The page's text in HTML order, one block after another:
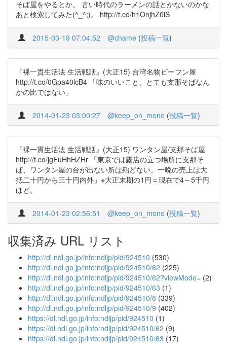
そば屋をやるとか。 古い時代のラーメンの話とかないのかな
あと検索してみた(^_^;)。 http://t.co/h1OnjhZ0lS
2015-03-19 07:04:52 @chame (投稿一覧)
『裸一貫生活法 生活戦話』(大正15) 台湾名物ビーフン屋
http://t.co/0Gpa40lcB4 「味のいいこと、とても支那そばなん
かの比ではない」
2014-01-23 03:00:27 @keep_on_mono (投稿一覧)
『裸一貫生活法 生活戦話』(大正15) ワンタン屋/支那そば屋
http://t.co/jgFuHhHZHr 「東京では露店の立つ場所に支那そ
ば、ワンタン屋の台が出ない所は殆どない。一晩の売上は大
抵二十円から三十円内外」※大正末期の1円＝現在で4～5千円
ほど。
2014-01-23 02:56:51 @keep_on_mono (投稿一覧)
収集済み URL リスト
http://dl.ndl.go.jp/info:ndljp/pid/924510 (530)
http://dl.ndl.go.jp/info:ndljp/pid/924510/62 (225)
http://dl.ndl.go.jp/info:ndljp/pid/924510/62?viewMode= (2)
http://dl.ndl.go.jp/info:ndljp/pid/924510/63 (1)
http://dl.ndl.go.jp/info:ndljp/pid/924510/8 (339)
http://dl.ndl.go.jp/info:ndljp/pid/924510/9 (402)
https://dl.ndl.go.jp/info:ndljp/pid/924510 (1)
https://dl.ndl.go.jp/info:ndljp/pid/924510/62 (9)
https://dl.ndl.go.jp/info:ndljp/pid/924510/63 (17)